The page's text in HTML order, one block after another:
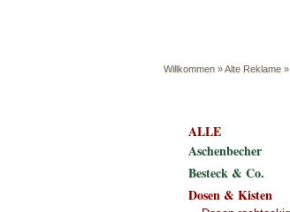
Willkommen »Alte Reklame »
ALLE
Aschenbecher
Besteck & Co.
Dosen & Kisten